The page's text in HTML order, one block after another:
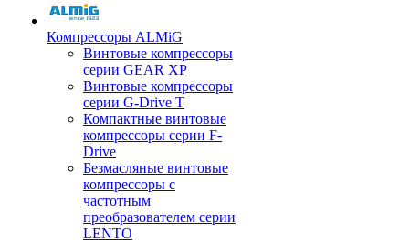
Компрессоры ALMiG
Винтовые компрессоры
серии GEAR XP
Винтовые компрессоры
серии G-Drive T
Компактные винтовые
компрессоры серии F-
Drive
Безмасляные винтовые
компрессоры с
частотным
преобразователем серии
LENTO